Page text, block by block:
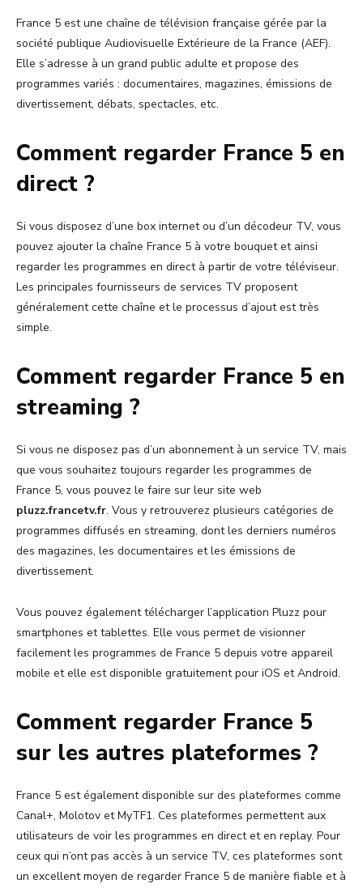
France 5 est une chaîne de télévision française gérée par la
société publique Audiovisuelle Extérieure de la France (AEF).
Elle s’adresse à un grand public adulte et propose des
programmes variés : documentaires, magazines, émissions de
divertissement, débats, spectacles, etc.
Comment regarder France 5 en
direct ?
Si vous disposez d’une box internet ou d’un décodeur TV, vous
pouvez ajouter la chaîne France 5 à votre bouquet et ainsi
regarder les programmes en direct à partir de votre téléviseur.
Les principales fournisseurs de services TV proposent
généralement cette chaîne et le processus d’ajout est très
simple.
Comment regarder France 5 en
streaming ?
Si vous ne disposez pas d’un abonnement à un service TV, mais
que vous souhaitez toujours regarder les programmes de
France 5, vous pouvez le faire sur leur site web
pluzz.francetv.fr. Vous y retrouverez plusieurs catégories de
programmes diffusés en streaming, dont les derniers numéros
des magazines, les documentaires et les émissions de
divertissement.
Vous pouvez également télécharger l’application Pluzz pour
smartphones et tablettes. Elle vous permet de visionner
facilement les programmes de France 5 depuis votre appareil
mobile et elle est disponible gratuitement pour iOS et Android.
Comment regarder France 5
sur les autres plateformes ?
France 5 est également disponible sur des plateformes comme
Canal+, Molotov et MyTF1. Ces plateformes permettent aux
utilisateurs de voir les programmes en direct et en replay. Pour
ceux qui n’ont pas accès à un service TV, ces plateformes sont
un excellent moyen de regarder France 5 de manière fiable et à